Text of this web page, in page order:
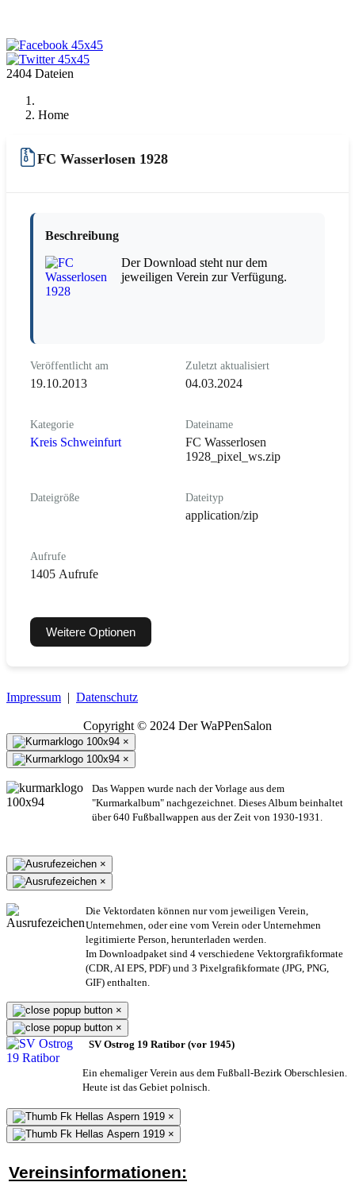
2404 Dateien
Home
FC Wasserlosen 1928
Beschreibung
Der Download steht nur dem
jeweiligen Verein zur Verfügung.
Veröffentlicht am
19.10.2013
Zuletzt aktualisiert
04.03.2024
Kategorie
Kreis Schweinfurt
Dateiname
FC Wasserlosen
1928_pixel_ws.zip
Dateigröße Dateityp
application/zip
Aufrufe
1405 Aufrufe
Weitere Optionen
Impressum | Datenschutz
Copyright © 2024 Der WaPPenSalon
×
×
Das Wappen wurde nach der Vorlage aus dem
"Kurmarkalbum" nachgezeichnet. Dieses Album beinhaltet
über 640 Fußballwappen aus der Zeit von 1930-1931.
×
×
Die Vektordaten können nur vom jeweiligen Verein,
Unternehmen, oder eine vom Verein oder Unternehmen
legitimierte Person, herunterladen werden.
Im Downloadpaket sind 4 verschiedene Vektorgrafikformate
(CDR, AI EPS, PDF) und 3 Pixelgrafikformate (JPG, PNG,
GIF) enthalten.
×
×
SV Ostrog 19 Ratibor (vor 1945)
Ein ehemaliger Verein aus dem Fußball-Bezirk Oberschlesien.
Heute ist das Gebiet polnisch.
×
×
Vereinsinformationen: